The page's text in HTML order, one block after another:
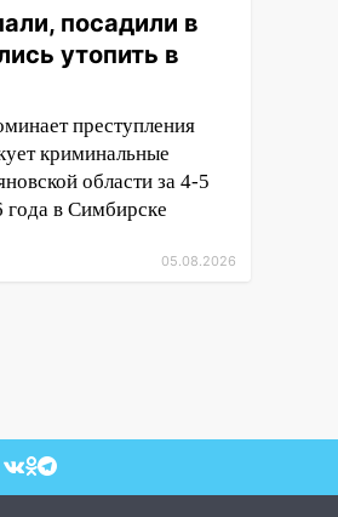
посадили в
утопить в
преступления
криминальные
области за 4-5
года в Симбирске
05.08.2026